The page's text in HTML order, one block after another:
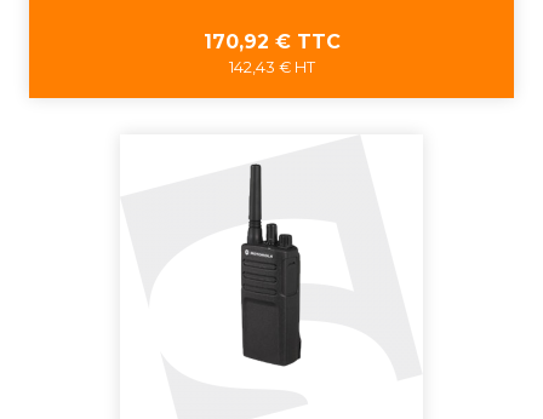
Prix
170,92 € TTC
142,43 € HT